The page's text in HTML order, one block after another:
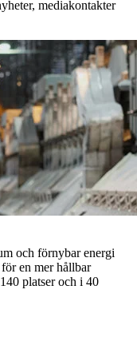
mediakontakter
och förnybar energi
en mer hållbar
platser och i 40